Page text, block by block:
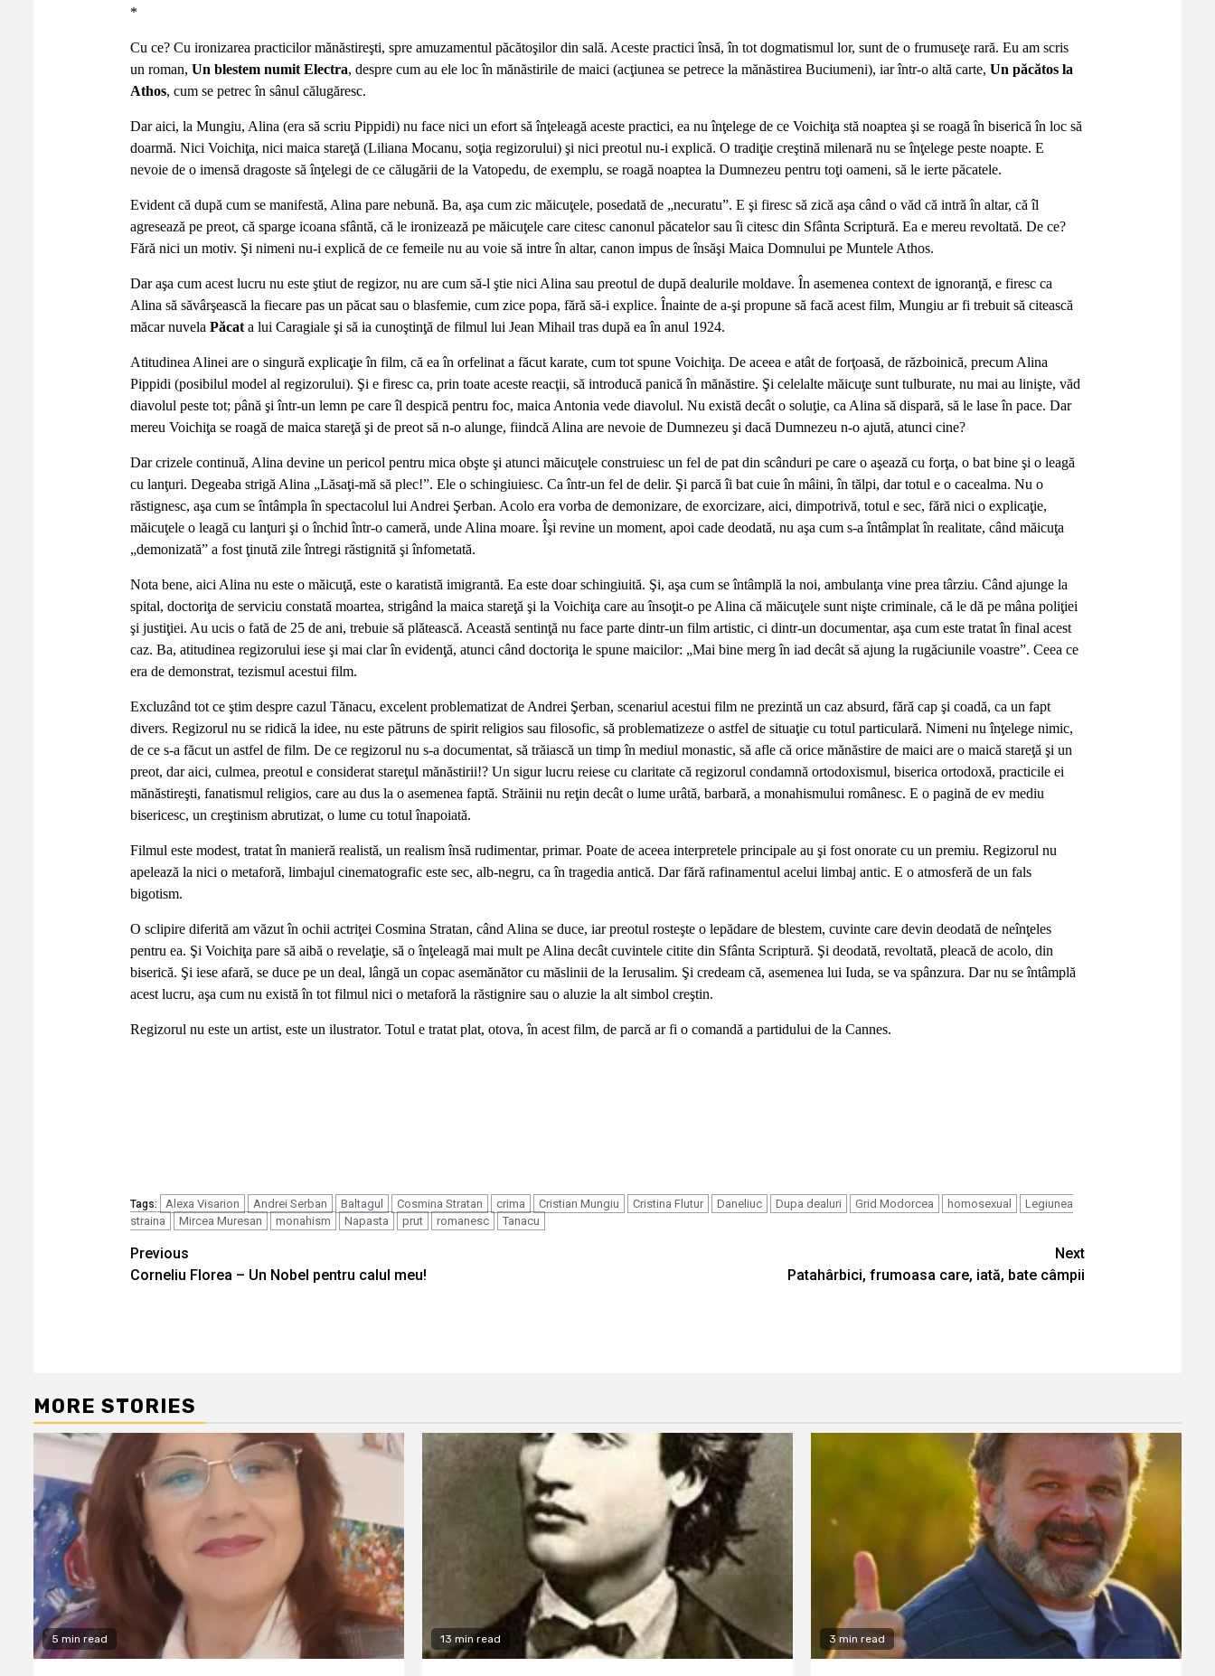
*
Cu ce? Cu ironizarea practicilor mănăstireşti, spre amuzamentul păcătoşilor din sală. Aceste practici însă, în tot dogmatismul lor, sunt de o frumuseţe rară. Eu am scris
un roman, Un blestem numit Electra, despre cum au ele loc în mănăstirile de maici (acţiunea se petrece la mănăstirea Buciumeni), iar într-o altă carte, Un păcătos la
Athos, cum se petrec în sânul călugăresc.
Dar aici, la Mungiu, Alina (era să scriu Pippidi) nu face nici un efort să înţeleagă aceste practici, ea nu înţelege de ce Voichiţa stă noaptea şi se roagă în biserică în loc să
doarmă. Nici Voichiţa, nici maica stareţă (Liliana Mocanu, soţia regizorului) şi nici preotul nu-i explică. O tradiţie creştină milenară nu se înţelege peste noapte. E
nevoie de o imensă dragoste să înţelegi de ce călugării de la Vatopedu, de exemplu, se roagă noaptea la Dumnezeu pentru toţi oameni, să le ierte păcatele.
Evident că după cum se manifestă, Alina pare nebună. Ba, aşa cum zic măicuţele, posedată de „necuratu”. E şi firesc să zică aşa când o văd că intră în altar, că îl
agresează pe preot, că sparge icoana sfântă, că le ironizează pe măicuţele care citesc canonul păcatelor sau îi citesc din Sfânta Scriptură. Ea e mereu revoltată. De ce?
Fără nici un motiv. Şi nimeni nu-i explică de ce femeile nu au voie să intre în altar, canon impus de însăşi Maica Domnului pe Muntele Athos.
Dar aşa cum acest lucru nu este ştiut de regizor, nu are cum să-l ştie nici Alina sau preotul de după dealurile moldave. În asemenea context de ignoranţă, e firesc ca
Alina să săvârşească la fiecare pas un păcat sau o blasfemie, cum zice popa, fără să-i explice. Înainte de a-şi propune să facă acest film, Mungiu ar fi trebuit să citească
măcar nuvela Păcata lui Caragiale şi să ia cunoştinţă de filmul lui Jean Mihail tras după ea în anul 1924.
Atitudinea Alinei are o singură explicaţie în film, că ea în orfelinat a făcut karate, cum tot spune Voichiţa. De aceea e atât de forţoasă, de războinică, precum Alina
Pippidi (posibilul model al regizorului). Şi e firesc ca, prin toate aceste reacţii, să introducă panică în mănăstire. Şi celelalte măicuţe sunt tulburate, nu mai au linişte, văd
diavolul peste tot; până şi într-un lemn pe care îl despică pentru foc, maica Antonia vede diavolul. Nu există decât o soluţie, ca Alina să dispară, să le lase în pace. Dar
mereu Voichiţa se roagă de maica stareţă şi de preot să n-o alunge, fiindcă Alina are nevoie de Dumnezeu şi dacă Dumnezeu n-o ajută, atunci cine?
Dar crizele continuă, Alina devine un pericol pentru mica obşte şi atunci măicuţele construiesc un fel de pat din scânduri pe care o aşează cu forţa, o bat bine şi o leagă
cu lanţuri. Degeaba strigă Alina „Lăsaţi-mă să plec!”. Ele o schingiuiesc. Ca într-un fel de delir. Şi parcă îi bat cuie în mâini, în tălpi, dar totul e o cacealma. Nu o
răstignesc, aşa cum se întâmpla în spectacolul lui Andrei Şerban. Acolo era vorba de demonizare, de exorcizare, aici, dimpotrivă, totul e sec, fără nici o explicaţie,
măicuţele o leagă cu lanţuri şi o închid într-o cameră, unde Alina moare. Îşi revine un moment, apoi cade deodată, nu aşa cum s-a întâmplat în realitate, când măicuţa
„demonizată” a fost ţinută zile întregi răstignită şi înfometată.
Nota bene, aici Alina nu este o măicuţă, este o karatistă imigrantă. Ea este doar schingiuită. Şi, aşa cum se întâmplă la noi, ambulanţa vine prea târziu. Când ajunge la
spital, doctoriţa de serviciu constată moartea, strigând la maica stareţă şi la Voichiţa care au însoţit-o pe Alina că măicuţele sunt nişte criminale, că le dă pe mâna poliţiei
şi justiţiei. Au ucis o fată de 25 de ani, trebuie să plătească. Această sentinţă nu face parte dintr-un film artistic, ci dintr-un documentar, aşa cum este tratat în final acest
caz. Ba, atitudinea regizorului iese şi mai clar în evidenţă, atunci când doctoriţa le spune maicilor: „Mai bine merg în iad decât să ajung la rugăciunile voastre”. Ceea ce
era de demonstrat, tezismul acestui film.
Excluzând tot ce ştim despre cazul Tănacu, excelent problematizat de Andrei Şerban, scenariul acestui film ne prezintă un caz absurd, fără cap şi coadă, ca un fapt
divers. Regizorul nu se ridică la idee, nu este pătruns de spirit religios sau filosofic, să problematizeze o astfel de situaţie cu totul particulară. Nimeni nu înţelege nimic,
de ce s-a făcut un astfel de film. De ce regizorul nu s-a documentat, să trăiască un timp în mediul monastic, să afle că orice mănăstire de maici are o maică stareţă şi un
preot, dar aici, culmea, preotul e considerat stareţul mănăstirii!? Un sigur lucru reiese cu claritate că regizorul condamnă ortodoxismul, biserica ortodoxă, practicile ei
mănăstireşti, fanatismul religios, care au dus la o asemenea faptă. Străinii nu reţin decât o lume urâtă, barbară, a monahismului românesc. E o pagină de ev mediu
bisericesc, un creştinism abrutizat, o lume cu totul înapoiată.
Filmul este modest, tratat în manieră realistă, un realism însă rudimentar, primar. Poate de aceea interpretele principale au şi fost onorate cu un premiu. Regizorul nu
apelează la nici o metaforă, limbajul cinematografic este sec, alb-negru, ca în tragedia antică. Dar fără rafinamentul acelui limbaj antic. E o atmosferă de un fals
bigotism.
O sclipire diferită am văzut în ochii actriţei Cosmina Stratan, când Alina se duce, iar preotul rosteşte o lepădare de blestem, cuvinte care devin deodată de neînţeles
pentru ea. Şi Voichiţa pare să aibă o revelaţie, să o înţeleagă mai mult pe Alina decât cuvintele citite din Sfânta Scriptură. Şi deodată, revoltată, pleacă de acolo, din
biserică. Şi iese afară, se duce pe un deal, lângă un copac asemănător cu măslinii de la Ierusalim. Şi credeam că, asemenea lui Iuda, se va spânzura. Dar nu se întâmplă
acest lucru, aşa cum nu există în tot filmul nici o metaforă la răstignire sau o aluzie la alt simbol creştin.
Regizorul nu este un artist, este un ilustrator. Totul e tratat plat, otova, în acest film, de parcă ar fi o comandă a partidului de la Cannes.
Tags: Alexa Visarion Andrei Serban Baltagul Cosmina Stratan crima Cristian Mungiu Cristina Flutur Daneliuc Dupa dealuri Grid Modorcea homosexual
Legiunea
straina
Mircea Muresan monahism Napasta prut romanesc Tanacu
Continue
Reading
Previous
Corneliu Florea – Un Nobel pentru calul meu!
Next
Patahârbici, frumoasa care, iată, bate câmpii
MORE STORIES
5 min read 13 min read 3 min read